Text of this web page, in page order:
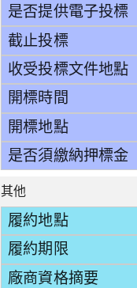
是否提供電子投標
截止投標
收受投標文件地點
開標時間
開標地點
是否須繳納押標金
其他
履約地點
履約期限
廠商資格摘要